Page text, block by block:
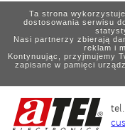
Ta strona
dostosowania serwisu
Nasi partnerzy zbierają
reklam i
Kontynuując, przyjmujemy
zapisane w pamięci